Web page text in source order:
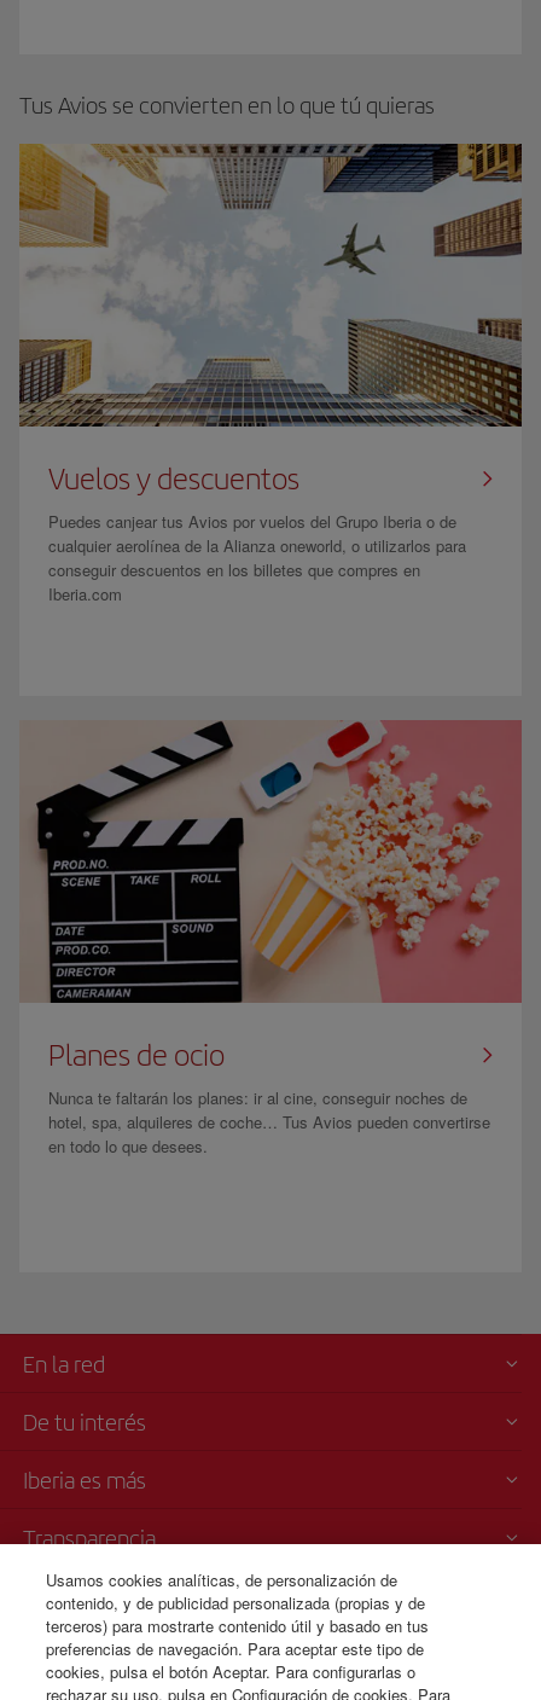
Tus Avios se convierten en lo que tú quieras
Vuelos y descuentos
Puedes canjear tus Avios por vuelos del Grupo Iberia o de
cualquier aerolínea de la Alianza oneworld, o utilizarlos para
conseguir descuentos en los billetes que compres en
Iberia.com
Planes de ocio
Nunca te faltarán los planes: ir al cine, conseguir noches de
hotel, spa, alquileres de coche… Tus Avios pueden convertirse
en todo lo que desees.
En la red
De tu interés
Iberia es más
Transparencia
Venta telefónica de billetes
+54 11 5354 8125
Teléfono desde Argentina
Lunes a Domingo 00:00 - 24:00 horas ( español e inglés).
Usamos cookies analíticas, de personalización de
contenido, y de publicidad personalizada (propias y de
terceros) para mostrarte contenido útil y basado en tus
preferencias de navegación. Para aceptar este tipo de
cookies, pulsa el botón Aceptar. Para configurarlas o
rechazar su uso, pulsa en Configuración de cookies. Para